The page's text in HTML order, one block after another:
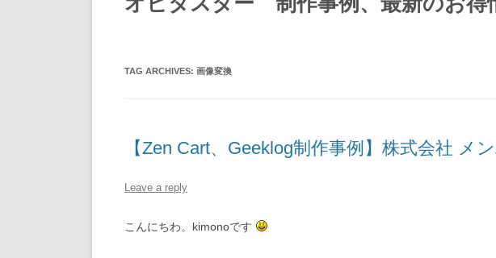
TAG ARCHIVES: 画像変換
【Zen Cart、Geeklog制作事例】株式会社 メ
Leave a reply
こんにちわ。kimonoです